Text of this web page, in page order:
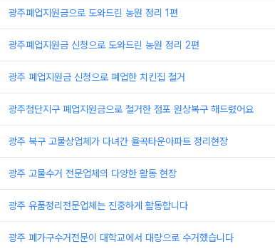
광주폐업지원금으로 도와드린 농원 정리 1편
광주폐업지원금 신청으로 도와드린 농원 정리 2편
광주 폐업지원금 신청으로 폐업한 치킨집 철거
광주첨단지구 폐업지원금으로 철거한 점포 원상복구 해드렸어요
광주 북구 고물상업체가 다녀간 율곡타운아파트 정리현장
광주 고물수거 전문업체의 다양한 활동 현장
광주 유품정리전문업체는 진중하게 활동합니다
광주 폐가구수거전문이 대학교에서 대량으로 수거했습니다